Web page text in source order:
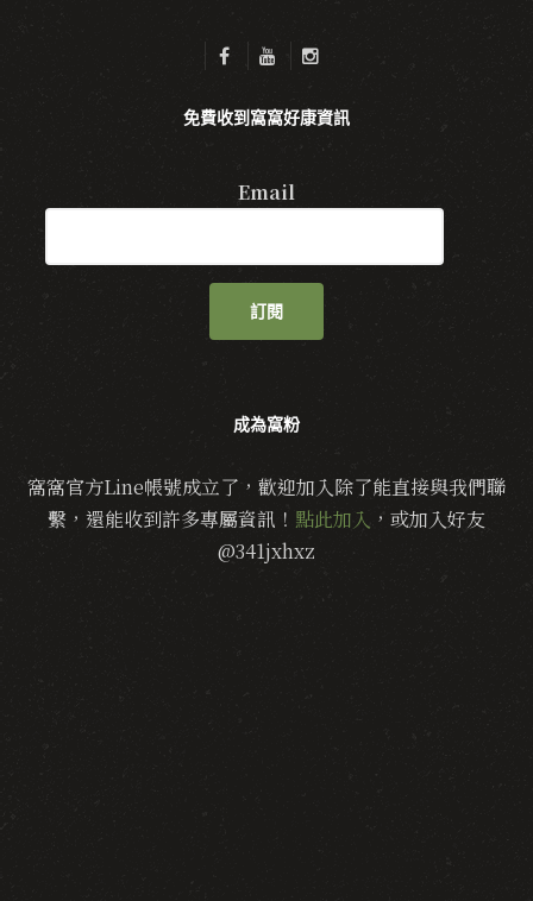
免費收到窩窩好康資訊
Email
訂閱
成為窩粉
窩窩官方Line帳號成立了，歡迎加入除了能直接與我們聯
繫，還能收到許多專屬資訊！ 點此加入 ，或加入好友
@341jxhxz